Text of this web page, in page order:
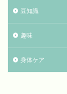
豆知識
趣味
身体ケア